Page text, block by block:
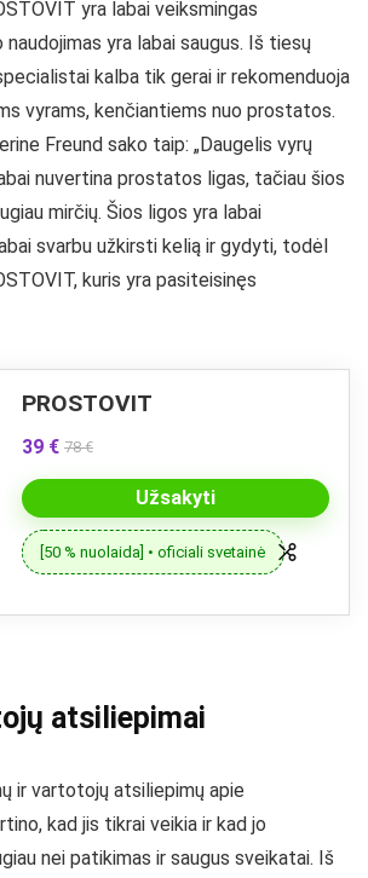
yra labai veiksmingas
yra labai saugus. Iš tiesų
kalba tik gerai ir rekomenduoja
vyrams, kenčiantiems nuo prostatos.
Freund sako taip: „Daugelis vyrų
nuvertina prostatos ligas, tačiau šios
mirčių. Šios ligos yra labai
svarbu užkirsti kelią ir gydyti, todėl
kuris yra pasiteisinęs
PROSTOVIT
39 € 78 €
Užsakyti
[50 % nuolaida] • oficiali svetainė
atsiliepimai
ir vartotojų atsiliepimų apie
kad jis tikrai veikia ir kad jo
nei patikimas ir saugus sveikatai. Iš